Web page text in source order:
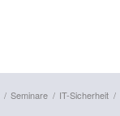
/ Seminare / IT-Sicherheit /